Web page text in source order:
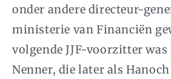
onder andere directeur-
ministerie van Financiën
volgendeJJF-voorzitter was
Nenner, die later als